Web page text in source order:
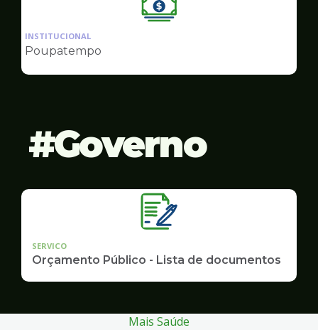
Ilustração
Finanças
INSTITUCIONAL
Poupatempo
Governo
SERVICO
Orçamento Público - Lista de documentos
Mais Saúde